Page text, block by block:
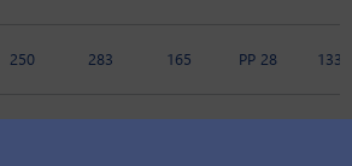
250 283 165 PP 28